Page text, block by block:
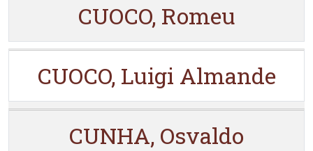
CUOCO, Romeu
CUOCO, Luigi Almande
CUNHA, Osvaldo